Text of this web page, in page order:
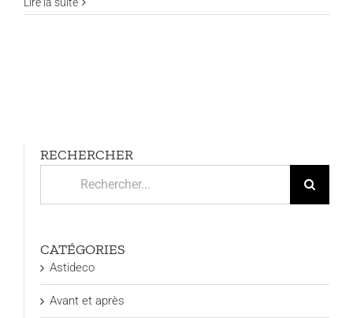
RECHERCHER
CATÉGORIES
Astideco
Avant et après